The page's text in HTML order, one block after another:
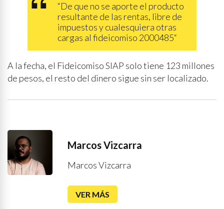
“De que no se aporte el producto
resultante de las rentas, libre de
impuestos y cualesquiera otras
cargas al fideicomiso 2000485“
A la fecha, el Fideicomiso SIAP solo tiene 123 millones
de pesos, el resto del dinero sigue sin ser localizado.
Marcos Vizcarra
Marcos Vizcarra
VER MÁS